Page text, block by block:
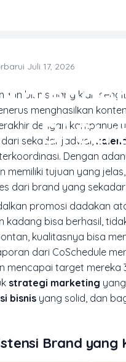
Di
Juli 17, 2026
bisnis yang kian
menghasilkan
dengan kampanye
dari sekadar jadwal,
Dengan
memiliki tujuan yang
dari brand yang
promosi dadakan
kadang bisa berhasil,
kualitasnya bisa
dari CoSchedule
mencapai target mereka
strategi marketing
bisnis yang solid, dan
Brand yang